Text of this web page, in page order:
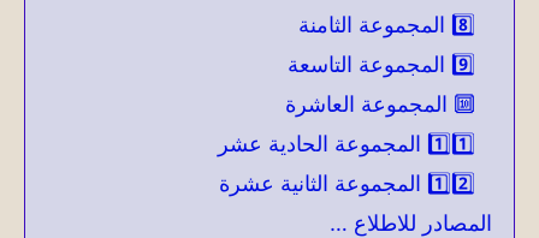
8️⃣ المجموعة الثامنة
9️⃣ المجموعة التاسعة
🔟 المجموعة العاشرة
1️⃣1️⃣ المجموعة الحادية عشر
1️⃣2️⃣ المجموعة الثانية عشرة
المصادر للاطلاع …